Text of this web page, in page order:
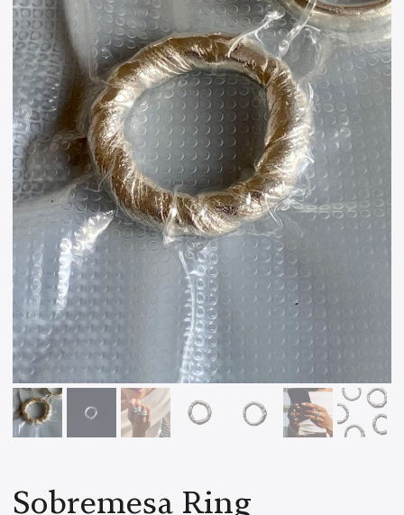
Sobremesa Ring